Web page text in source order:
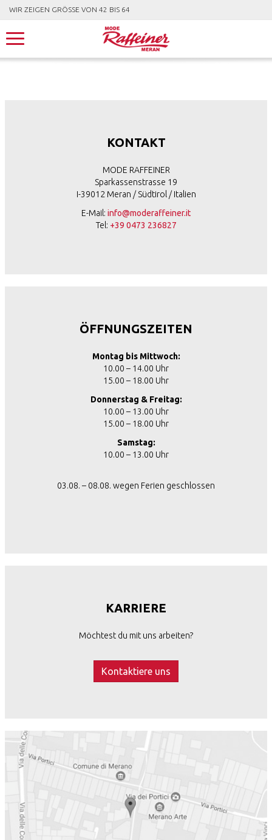
KONTAKT
MODE RAFFEINER
Sparkassenstrasse 19
I-39012 Meran / Südtirol / Italien
E-Mail: info@moderaffeiner.it
Tel: +39 0473 236827
ÖFFNUNGSZEITEN
Montag bis Mittwoch:
10.00 – 14.00 Uhr
15.00 – 18.00 Uhr
Donnerstag & Freitag:
10.00 – 13.00 Uhr
15.00 – 18.00 Uhr
Samstag:
10.00 – 13.00 Uhr
03.08. – 08.08. wegen Ferien geschlossen
KARRIERE
Möchtest du mit uns arbeiten?
Kontaktiere uns
WIR ZEIGEN GRÖSSE VON 42 BIS 64